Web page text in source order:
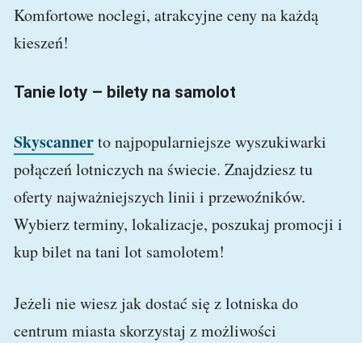
Komfortowe noclegi, atrakcyjne ceny na każdą
kieszeń!
Tanie loty – bilety na samolot
Skyscannerto najpopularniejsze wyszukiwarki
połączeń lotniczych na świecie. Znajdziesz tu
oferty najważniejszych linii i przewoźników.
Wybierz terminy, lokalizacje, poszukaj promocji i
kup bilet na tani lot samolotem!
Jeżeli nie wiesz jak dostać się z lotniska do
centrum miasta skorzystaj z możliwości